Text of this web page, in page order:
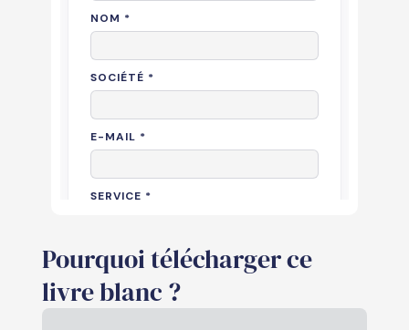
Pourquoi télécharger ce
livre blanc ?